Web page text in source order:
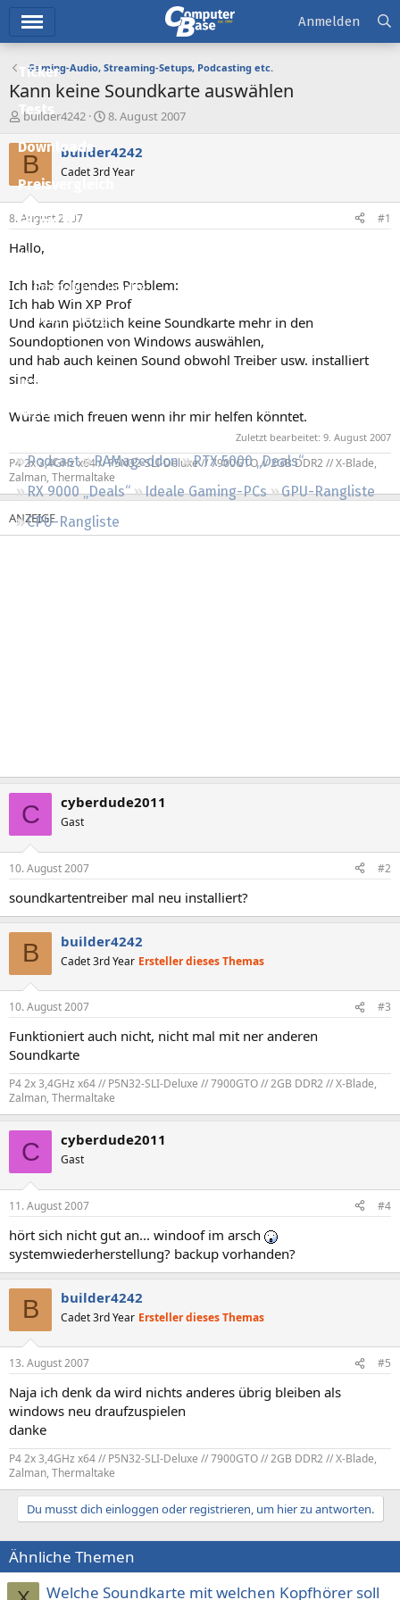
Ticker
Tests
Downloads
Preisvergleich
Forum
Aktuelles
Empfohlene Inhalte
Neue Beiträge
Neueste Aktivitäten
Leserartikel
Regeln
Podcast RAMageddon
RTX 5000 „Deals“
RX 9000 „Deals“
Ideale Gaming-PCs
GPU-Rangliste
CPU-Rangliste
Anmelden
Gaming-Audio, Streaming-Setups, Podcasting etc.
Kann keine Soundkarte auswählen
E
s
e
l
e
r
builder4242
E
s
t
e
t
8. August 2007
B builder4242
Cadet 3rd Year
8. August 2007 #1
Hallo,
Ich hab folgendes Problem:
Ich hab Win XP Prof
Und kann plötzlich keine Soundkarte mehr in den
Soundoptionen von Windows auswählen,
und hab auch keinen Sound obwohl Treiber usw. installiert
sind.
Würde mich freuen wenn ihr mir helfen könntet.
Zuletzt bearbeitet: 9. August 2007
P4 2x 3,4GHz x64 // P5N32-SLI-Deluxe // 7900GTO // 2GB DDR2 // X-Blade,
Zalman, Thermaltake
C cyberdude2011
Gast
10. August 2007 #2
soundkartentreiber mal neu installiert?
B builder4242
Cadet 3rd Year Ersteller dieses Themas
10. August 2007 #3
Funktioniert auch nicht, nicht mal mit ner anderen
Soundkarte
P4 2x 3,4GHz x64 // P5N32-SLI-Deluxe // 7900GTO // 2GB DDR2 // X-Blade,
Zalman, Thermaltake
C cyberdude2011
Gast
11. August 2007 #4
hört sich nicht gut an... windoof im arsch
systemwiederherstellung? backup vorhanden?
B builder4242
Cadet 3rd Year Ersteller dieses Themas
13. August 2007 #5
Naja ich denk da wird nichts anderes übrig bleiben als
windows neu draufzuspielen
danke
P4 2x 3,4GHz x64 // P5N32-SLI-Deluxe // 7900GTO // 2GB DDR2 // X-Blade,
Zalman, Thermaltake
Du musst dich einloggen oder registrieren, um hier zu antworten.
Ähnliche Themen
Welche Soundkarte mit welchen Kopfhörer soll